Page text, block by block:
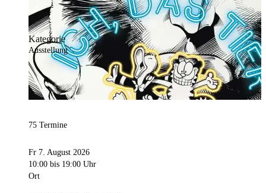
Kategorie
Ausstellung
75 Termine
Fr 7. August 2026
10:00 bis 19:00 Uhr
Ort